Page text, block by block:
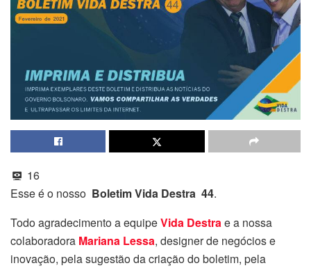
16
Esse é o nosso Boletim Vida Destra 44.
Todo agradecimento a equipeVida Destrae a nossa
colaboradora Mariana Lessa, designer de negócios e
inovação, pela sugestão da criação do boletim, pela